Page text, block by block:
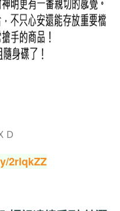
Ｄ
2rlqkZZ